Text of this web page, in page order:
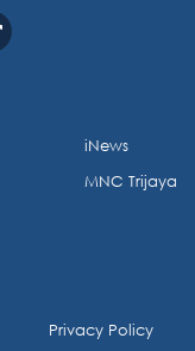
iNews
MNC Trijaya
Privacy Policy